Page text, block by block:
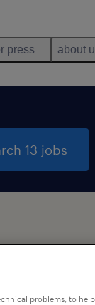
press about
13 jobs
problems, to